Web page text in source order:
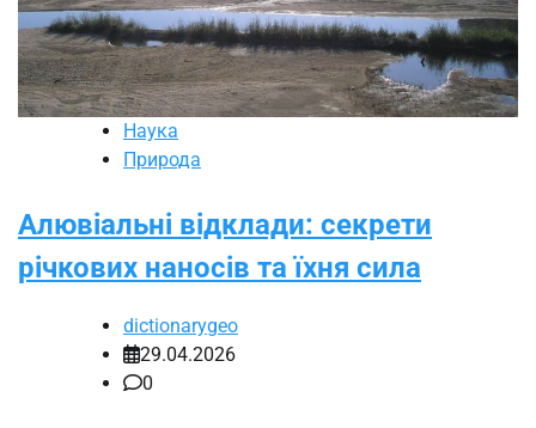
Наука
Природа
Алювіальні відклади: секрети
річкових наносів та їхня сила
dictionarygeo
29.04.2026
0